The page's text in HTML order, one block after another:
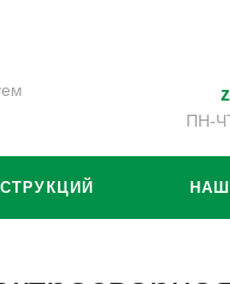
ПН-